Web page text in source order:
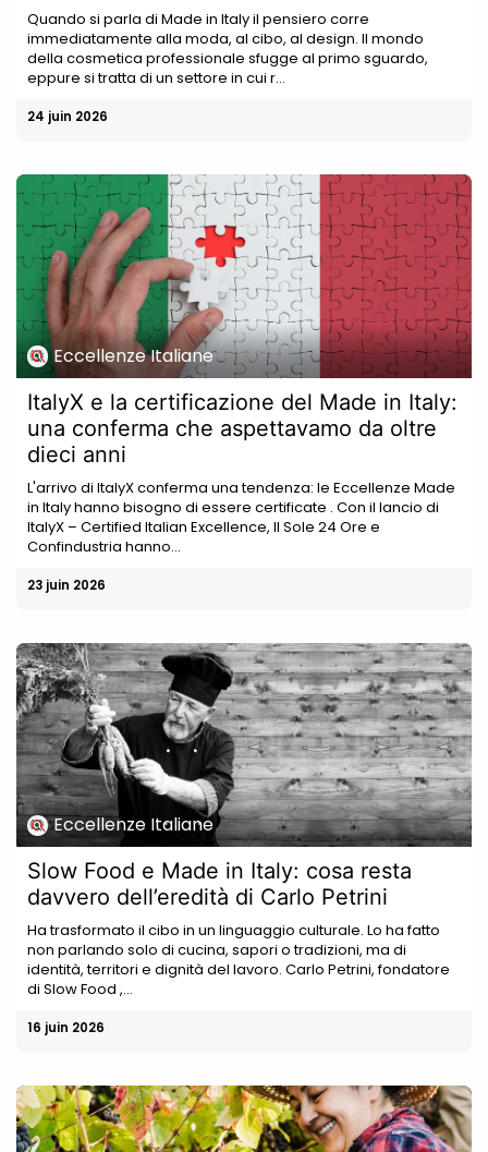
Quando si parla di Made in Italy il pensiero corre
immediatamente alla moda, al cibo, al design. Il mondo
della cosmetica professionale sfugge al primo sguardo,
eppure si tratta di un settore in cui r...
24 juin 2026
Eccellenze Italiane
ItalyX e la certificazione del Made in Italy:
una conferma che aspettavamo da oltre
dieci anni
L'arrivo di ItalyX conferma una tendenza: le Eccellenze Made
in Italy hanno bisogno di essere certificate . Con il lancio di
ItalyX – Certified Italian Excellence, Il Sole 24 Ore e
Confindustria hanno...
23 juin 2026
Eccellenze Italiane
Slow Food e Made in Italy: cosa resta
davvero dell’eredità di Carlo Petrini
Ha trasformato il cibo in un linguaggio culturale. Lo ha fatto
non parlando solo di cucina, sapori o tradizioni, ma di
identità, territori e dignità del lavoro. Carlo Petrini, fondatore
di Slow Food ,...
16 juin 2026